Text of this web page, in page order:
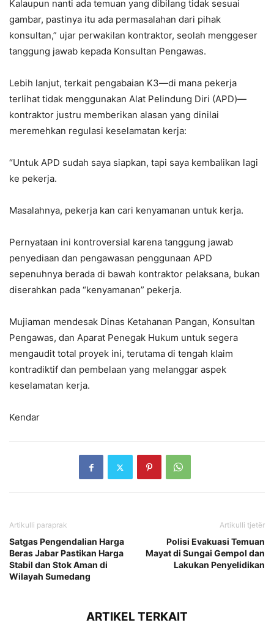
Kalaupun nanti ada temuan yang dibilang tidak sesuai
gambar, pastinya itu ada permasalahan dari pihak
konsultan,” ujar perwakilan kontraktor, seolah menggeser
tanggung jawab kepada Konsultan Pengawas.
Lebih lanjut, terkait pengabaian K3—di mana pekerja
terlihat tidak menggunakan Alat Pelindung Diri (APD)—
kontraktor justru memberikan alasan yang dinilai
meremehkan regulasi keselamatan kerja:
“Untuk APD sudah saya siapkan, tapi saya kembalikan lagi
ke pekerja.
Masalahnya, pekerja kan cari kenyamanan untuk kerja.
Pernyataan ini kontroversial karena tanggung jawab
penyediaan dan pengawasan penggunaan APD
sepenuhnya berada di bawah kontraktor pelaksana, bukan
diserahkan pada “kenyamanan” pekerja.
Mujiaman mendesak Dinas Ketahanan Pangan, Konsultan
Pengawas, dan Aparat Penegak Hukum untuk segera
mengaudit total proyek ini, terutama di tengah klaim
kontradiktif dan pembelaan yang melanggar aspek
keselamatan kerja.
Kendar
Artikulli paraprak
Satgas Pengendalian Harga
Beras Jabar Pastikan Harga
Stabil dan Stok Aman di
Wilayah Sumedang
Artikulli tjetër
Polisi Evakuasi Temuan
Mayat di Sungai Gempol dan
Lakukan Penyelidikan
ARTIKEL TERKAIT